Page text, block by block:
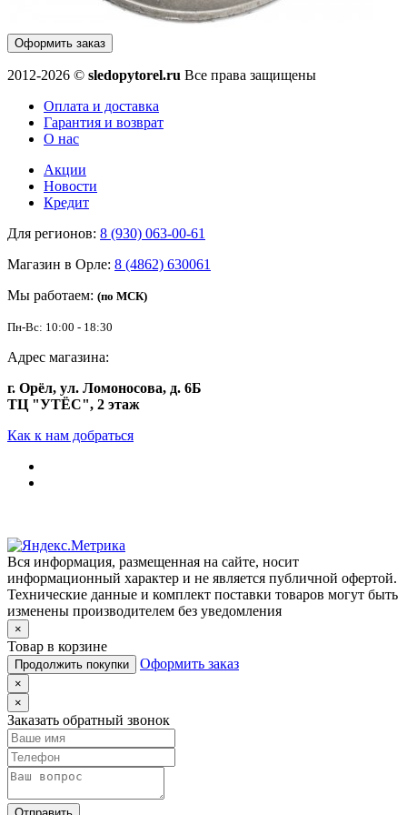
Оформить заказ
2012-2026 © sledopytorel.ru Все права защищены
Оплата и доставка
Гарантия и возврат
О нас
Акции
Новости
Кредит
Для регионов: 8 (930) 063-00-61
Магазин в Орле: 8 (4862) 630061
Мы работаем: (по МСК)
Пн-Вс: 10:00 - 18:30
Адрес магазина:
г. Орёл, ул. Ломоносова, д. 6Б
ТЦ "УТЁС", 2 этаж
Как к нам добраться
Вся информация, размещенная на сайте, носит
информационный характер и не является публичной офертой.
Технические данные и комплект поставки товаров могут быть
изменены производителем без уведомления
×
Товар в корзине
Продолжить покупки Оформить заказ
×
×
Заказать обратный звонок